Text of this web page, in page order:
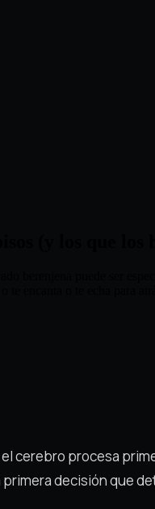
cerebro procesa
decisión que